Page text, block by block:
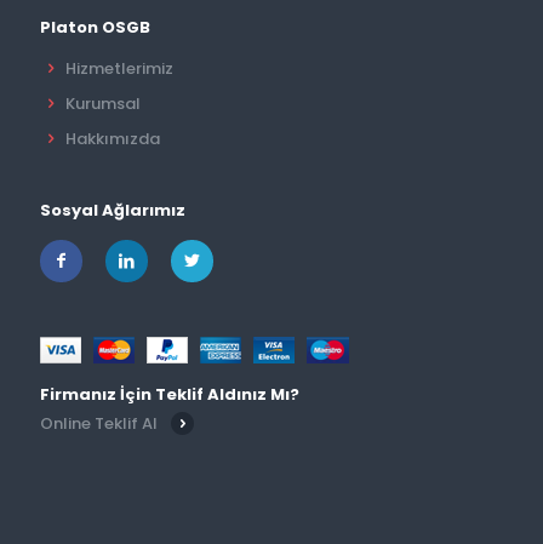
Platon OSGB
Hizmetlerimiz
Kurumsal
Hakkımızda
Sosyal Ağlarımız
Firmanız İçin Teklif Aldınız Mı?
Online Teklif Al